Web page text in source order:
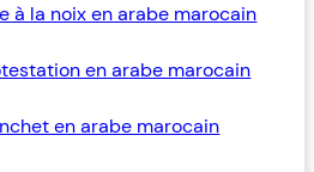
à la noix en arabe marocain
en arabe marocain
en arabe marocain